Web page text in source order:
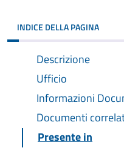
INDICE DELLA PAGINA
Descrizione
Ufficio
Informazioni
Documenti
Presente in